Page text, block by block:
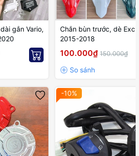
gắn Vario,
Chắn bùn trước, dè
2015-2018
100.000₫ 150.000₫
-10%